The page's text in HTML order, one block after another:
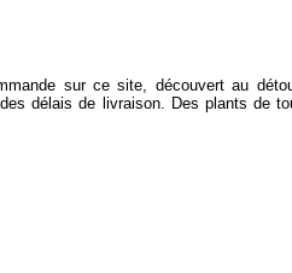
sur ce site, découvert au
délais de livraison. Des plants de